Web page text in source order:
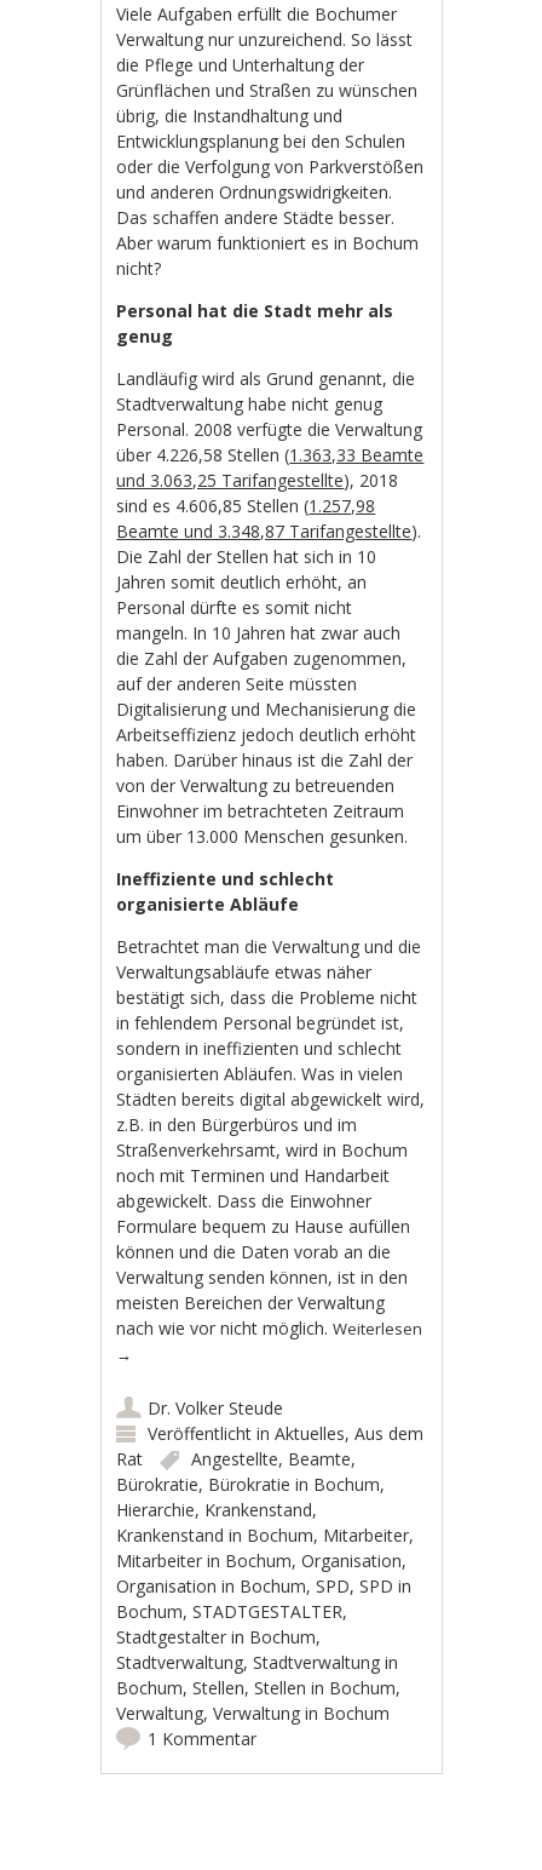
Viele Aufgaben erfüllt die Bochumer
Verwaltung nur unzureichend. So lässt
die Pflege und Unterhaltung der
Grünflächen und Straßen zu wünschen
übrig, die Instandhaltung und
Entwicklungsplanung bei den Schulen
oder die Verfolgung von Parkverstößen
und anderen Ordnungswidrigkeiten.
Das schaffen andere Städte besser.
Aber warum funktioniert es in Bochum
nicht?
Personal hat die Stadt mehr als
genug
Landläufig wird als Grund genannt, die
Stadtverwaltung habe nicht genug
Personal. 2008 verfügte die Verwaltung
über 4.226,58 Stellen (1.363,33 Beamte
und 3.063,25 Tarifangestellte), 2018
sind es 4.606,85 Stellen (1.257,98
Beamte und 3.348,87 Tarifangestellte).
Die Zahl der Stellen hat sich in 10
Jahren somit deutlich erhöht, an
Personal dürfte es somit nicht
mangeln. In 10 Jahren hat zwar auch
die Zahl der Aufgaben zugenommen,
auf der anderen Seite müssten
Digitalisierung und Mechanisierung die
Arbeitseffizienz jedoch deutlich erhöht
haben. Darüber hinaus ist die Zahl der
von der Verwaltung zu betreuenden
Einwohner im betrachteten Zeitraum
um über 13.000 Menschen gesunken.
Ineffiziente und schlecht
organisierte Abläufe
Betrachtet man die Verwaltung und die
Verwaltungsabläufe etwas näher
bestätigt sich, dass die Probleme nicht
in fehlendem Personal begründet ist,
sondern in ineffizienten und schlecht
organisierten Abläufen. Was in vielen
Städten bereits digital abgewickelt wird,
z.B. in den Bürgerbüros und im
Straßenverkehrsamt, wird in Bochum
noch mit Terminen und Handarbeit
abgewickelt. Dass die Einwohner
Formulare bequem zu Hause aufüllen
können und die Daten vorab an die
Verwaltung senden können, ist in den
meisten Bereichen der Verwaltung
nach wie vor nicht möglich.Weiterlesen
→
Dr. Volker Steude
Veröffentlicht inAktuelles,Aus dem
Rat
Angestellte, Beamte,
Bürokratie, Bürokratie in Bochum,
Hierarchie, Krankenstand,
Krankenstand in Bochum, Mitarbeiter,
Mitarbeiter in Bochum,Organisation,
Organisation in Bochum,SPD,SPD in
Bochum,STADTGESTALTER,
Stadtgestalter in Bochum,
Stadtverwaltung,Stadtverwaltung in
Bochum,Stellen,Stellen in Bochum,
Verwaltung,Verwaltung in Bochum
1 Kommentar